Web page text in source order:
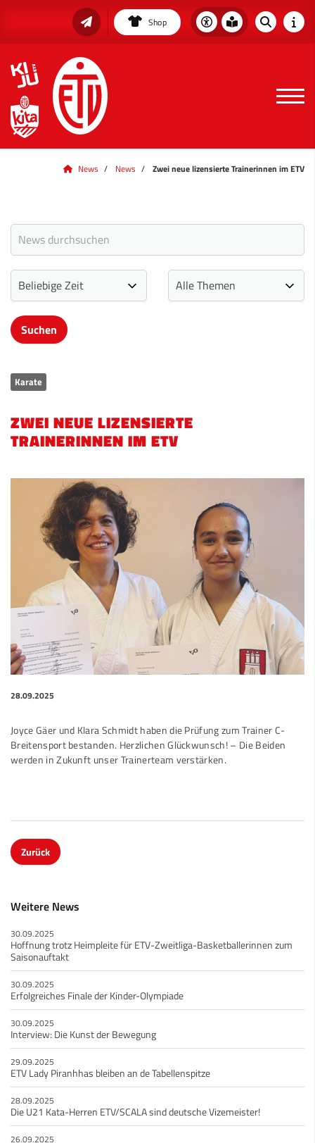
Shop
News News Zwei neue lizensierte Trainerinnen im ETV
Karate
ZWEI NEUE LIZENSIERTE
TRAINERINNEN IM ETV
28.09.2025
Joyce Gäer und Klara Schmidt haben die Prüfung zum Trainer C-
Breitensport bestanden. Herzlichen Glückwunsch! – Die Beiden
werden in Zukunft unser Trainerteam verstärken.
Zurück
Weitere News
30.09.2025
Hoffnung trotz Heimpleite für ETV-Zweitliga-Basketballerinnen zum
Saisonauftakt
30.09.2025
Erfolgreiches Finale der Kinder-Olympiade
30.09.2025
Interview: Die Kunst der Bewegung
29.09.2025
ETV Lady Piranhhas bleiben an de Tabellenspitze
28.09.2025
Die U21 Kata-Herren ETV/SCALA sind deutsche Vizemeister!
26.09.2025